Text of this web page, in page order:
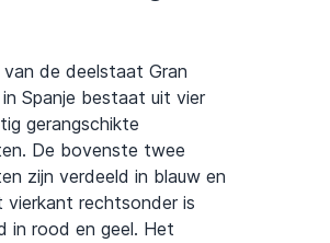
van de deelstaat Gran
in Spanje bestaat uit vier
gerangschikte
De bovenste twee
zijn verdeeld in blauw en
vierkant rechtsonder is
in rood en geel. Het